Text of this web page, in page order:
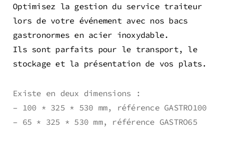
Optimisez la gestion du service traiteur
lors de votre événement avec nos bacs
gastronormes en acier inoxydable.
Ils sont parfaits pour le transport, le
stockage et la présentation de vos plats.
Existe en deux dimensions :
– 100 * 325 * 530 mm, référence GASTRO100
– 65 * 325 * 530 mm, référence GASTRO65